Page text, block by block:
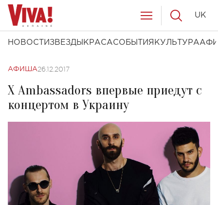
НОВОСТИ ЗВЕЗДЫ КРАСАСОБЫТИЯ КУЛЬТУРА
UK
АФИША26.12.2017
X Ambassadors впервые приедут с
концертом в Украину